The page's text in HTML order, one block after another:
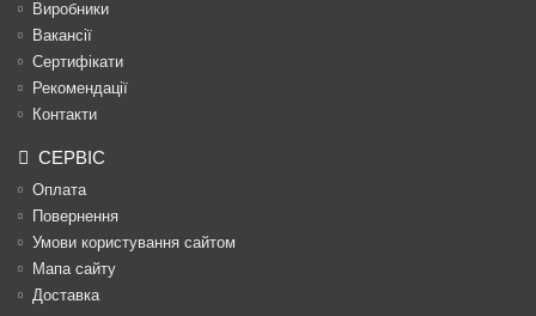
Виробники
Вакансії
Сертифікати
Рекомендації
Контакти
СЕРВІС
Оплата
Повернення
Умови користування сайтом
Мапа сайту
Доставка